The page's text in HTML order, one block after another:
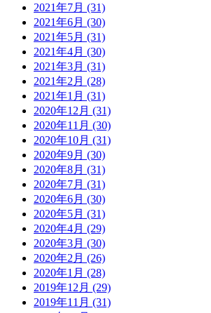
2021年7月 (31)
2021年6月 (30)
2021年5月 (31)
2021年4月 (30)
2021年3月 (31)
2021年2月 (28)
2021年1月 (31)
2020年12月 (31)
2020年11月 (30)
2020年10月 (31)
2020年9月 (30)
2020年8月 (31)
2020年7月 (31)
2020年6月 (30)
2020年5月 (31)
2020年4月 (29)
2020年3月 (30)
2020年2月 (26)
2020年1月 (28)
2019年12月 (29)
2019年11月 (31)